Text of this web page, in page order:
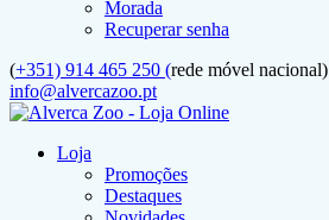
Morada
Recuperar senha
(+351) 914 465 250 (rede móvel nacional)
info@alvercazoo.pt
Loja
Promoções
Destaques